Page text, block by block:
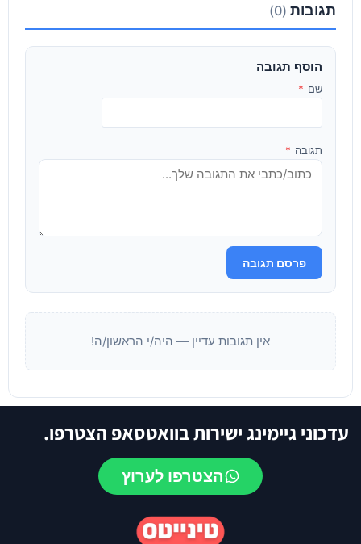
תגובות (0)
הוסף תגובה
שם *
תגובה *
פרסם תגובה
אין תגובות עדיין — היה/י הראשון/ה!
עדכוני גיימינג ישירות בוואטסאפ הצטרפו.
הצטרפו לערוץ